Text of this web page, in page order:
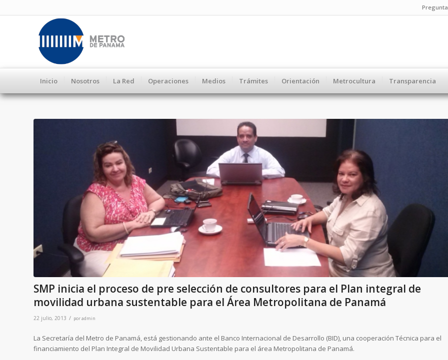
Inicio Nosotros La Red Operaciones Medios Trámites Orientación Metrocultura Transparencia
SMP inicia el proceso de pre selección de consultores para el Plan integral de
movilidad urbana sustentable para el Área Metropolitana de Panamá
22 julio, 2013 / poradmin
La Secretaría del Metro de Panamá, está gestionando ante el Banco Internacional de Desarrollo (BID), una cooperación Técnica para el
financiamiento del Plan Integral de Movilidad Urbana Sustentable para el área Metropolitana de Panamá.